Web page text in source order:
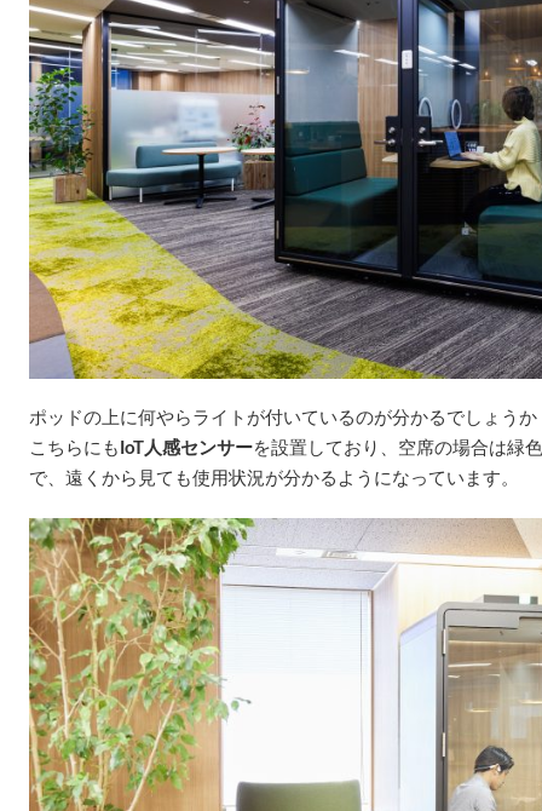
ポッドの上に何やらライトが付いているのが分かるでしょうか
こちらにも IoT人感センサーを設置しており、空席の場合は緑
で、遠くから見ても使用状況が分かるようになっています。